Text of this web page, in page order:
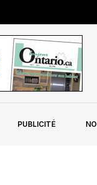
PUBLICITÉ